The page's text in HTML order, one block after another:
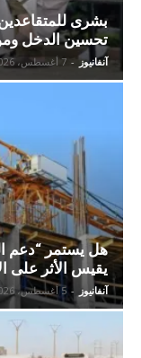
تحسين الدخل
آنفانيوز - 7 أغسطس، 2026
يقيس الأثر على
آنفانيوز - 5 أغسطس، 2026